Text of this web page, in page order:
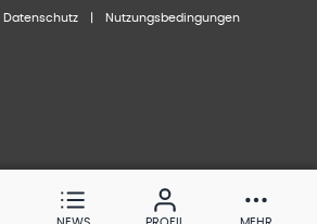
Datenschutz Nutzungsbedingungen